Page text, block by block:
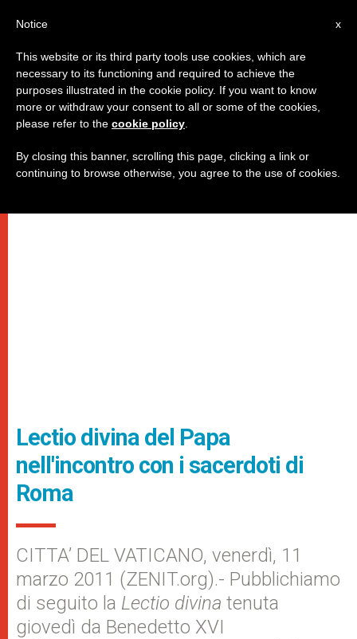
Lectio divina del Papa
nell'incontro con i sacerdoti di
Roma
CITTA’ DEL VATICANO, venerdì, 11
marzo 2011 (ZENIT.org).- Pubblichiamo
di seguito la Lectio divina tenuta
giovedì da Benedetto XVI
x
Notice
This website or its third party tools use cookies, which are
necessary to its functioning and required to achieve the
purposes illustrated in the cookie policy. If you want to know
more or withdraw your consent to all or some of the cookies,
please refer to the cookie policy
By closing this banner, scrolling this page, clicking a link or
continuing to browse otherwise, you agree to the use of cookies.